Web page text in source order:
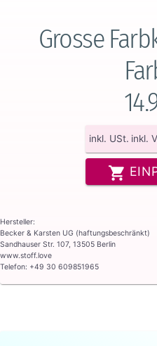
Grosse
inkl. USt. inkl.
Hersteller:
Becker & Karsten UG (haftungsbeschränkt)
Sandhauser Str. 107, 13505 Berlin
www.stoff.love
Telefon: +49 30 609851965